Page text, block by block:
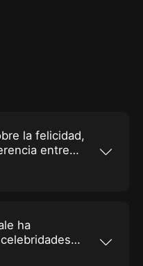
toque de motivación:
tanto en
las mejores
parte de esta increíble
la felicidad,
entre
peso. Juntos
dieta no siempre es la
comparte lo que él
entre "hambre" y
ha
en